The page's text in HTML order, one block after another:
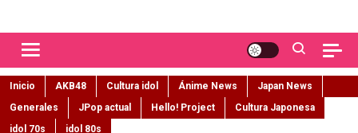
Inicio AKB48 Cultura idol Ánime News
Japan News
Generales
JPop actual Hello! Project
Cultura Japonesa
idol 70s
idol 80s